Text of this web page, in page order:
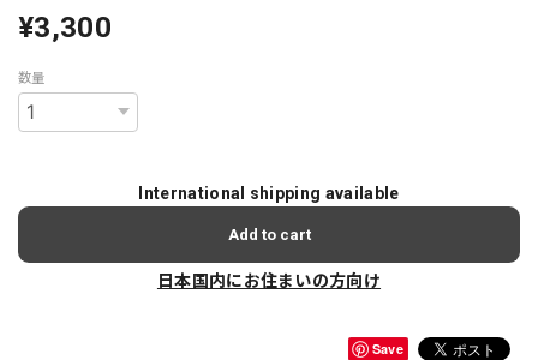
¥3,300
数量
International shipping available
Add to cart
日本国内にお住まいの方向け
Save